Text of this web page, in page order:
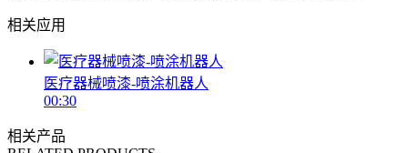
相关应用
医疗器械喷漆-喷涂机器人
00:30
相关产品